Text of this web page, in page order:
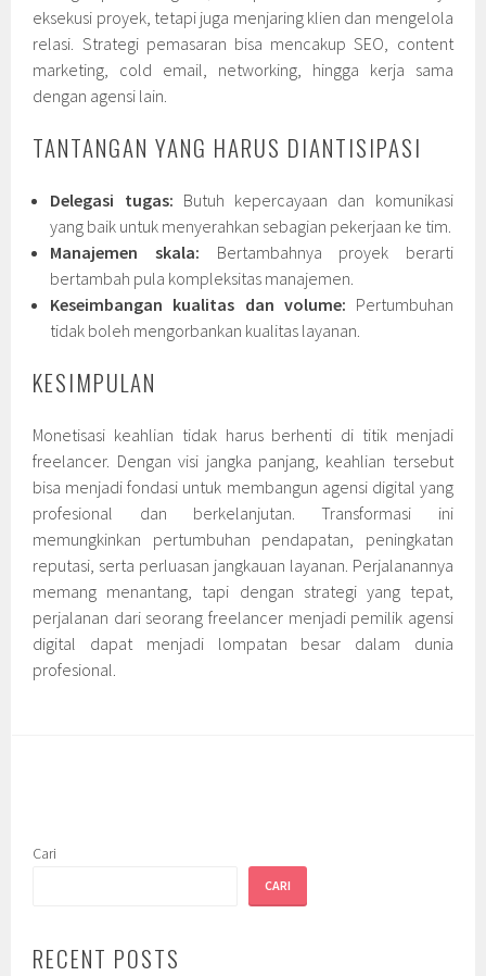
eksekusi proyek, tetapi juga menjaring klien dan mengelola
relasi. Strategi pemasaran bisa mencakup SEO, content
marketing, cold email, networking, hingga kerja sama
dengan agensi lain.
TANTANGAN YANG HARUS DIANTISIPASI
Delegasi tugas: Butuh kepercayaan dan komunikasi
yang baik untuk menyerahkan sebagian pekerjaan ke tim.
Manajemen skala: Bertambahnya proyek berarti
bertambah pula kompleksitas manajemen.
Keseimbangan kualitas dan volume: Pertumbuhan
tidak boleh mengorbankan kualitas layanan.
KESIMPULAN
Monetisasi keahlian tidak harus berhenti di titik menjadi
freelancer. Dengan visi jangka panjang, keahlian tersebut
bisa menjadi fondasi untuk membangun agensi digital yang
profesional dan berkelanjutan. Transformasi ini
memungkinkan pertumbuhan pendapatan, peningkatan
reputasi, serta perluasan jangkauan layanan. Perjalanannya
memang menantang, tapi dengan strategi yang tepat,
perjalanan dari seorang freelancer menjadi pemilik agensi
digital dapat menjadi lompatan besar dalam dunia
profesional.
Cari
CARI
RECENT POSTS